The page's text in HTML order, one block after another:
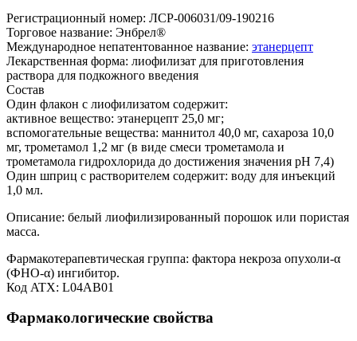
Регистрационный номер: ЛСР-006031/09-190216
Торговое название: Энбрел®
Международное непатентованное название: этанерцепт
Лекарственная форма: лиофилизат для приготовления
раствора для подкожного введения
Состав
Один флакон с лиофилизатом содержит:
активное вещество: этанерцепт 25,0 мг;
вспомогательные вещества: маннитол 40,0 мг, сахароза 10,0
мг, трометамол 1,2 мг (в виде смеси трометамола и
трометамола гидрохлорида до достижения значения рН 7,4)
Один шприц с растворителем содержит: воду для инъекций
1,0 мл.
Описание: белый лиофилизированный порошок или пористая
масса.
Фармакотерапевтическая группа: фактора некроза опухоли-α
(ФНО-α) ингибитор.
Код ATX: L04AB01
Фармакологические свойства